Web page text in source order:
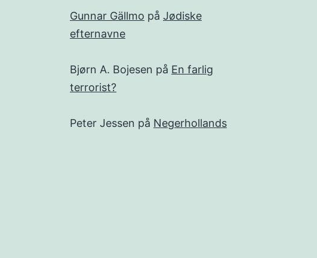
Gunnar Gällmo på Jødiske
efternavne
Bjørn A. Bojesen på En farlig
terrorist?
Peter Jessen på Negerhollands